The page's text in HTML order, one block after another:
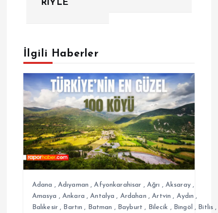
e
z
n
m
RİYLE
İlgili Haberler
Adana , Adıyaman ,Afyonkarahisar , Ağrı , Aksaray,
Amasya ,Ankara ,Antalya , Ardahan ,Artvin , Aydın ,
Balıkesir , Bartın , Batman , Bayburt , Bilecik , Bingöl , Bitlis ,